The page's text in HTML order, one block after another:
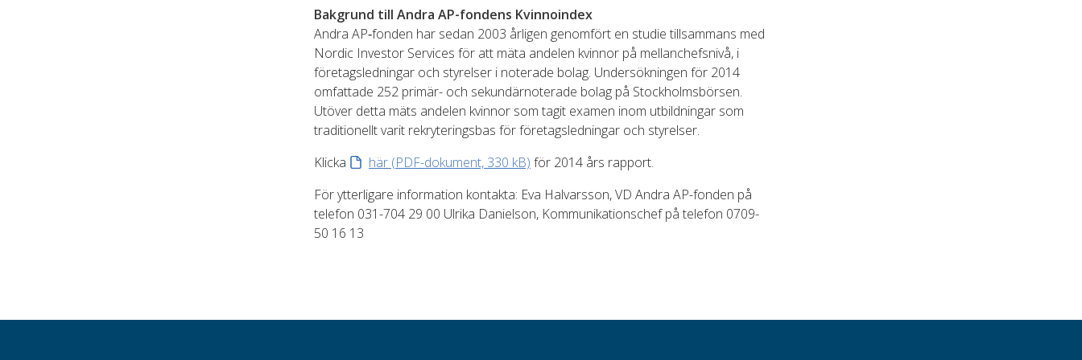
Bakgrund till Andra AP-fondens Kvinnoindex
Andra AP‐fonden har sedan 2003 årligen genomfört en studie tillsammans med
Nordic Investor Services för att mäta andelen kvinnor på mellanchefsnivå, i
företagsledningar och styrelser i noterade bolag. Undersökningen för 2014
omfattade 252 primär- och sekundärnoterade bolag på Stockholmsbörsen.
Utöver detta mäts andelen kvinnor som tagit examen inom utbildningar som
traditionellt varit rekryteringsbas för företagsledningar och styrelser.
Klicka
här (PDF-dokument, 330 kB) för 2014 års rapport.
För ytterligare information kontakta: Eva Halvarsson, VD Andra AP-fonden på
telefon 031-704 29 00 Ulrika Danielson, Kommunikationschef på telefon 0709-
50 16 13